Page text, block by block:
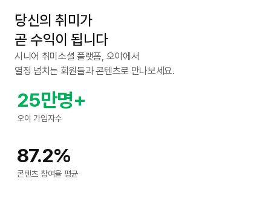
당신의 취미가
곧 수익이 됩니다
시니어 취미소셜 플랫폼, 오이에서
열정 넘치는 회원들과 콘텐츠로 만나보세요.
25만명+
오이 가입자수
87.2%
콘텐츠 참여율 평균